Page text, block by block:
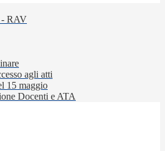
RAV
agli atti
15 maggio
Docenti e ATA